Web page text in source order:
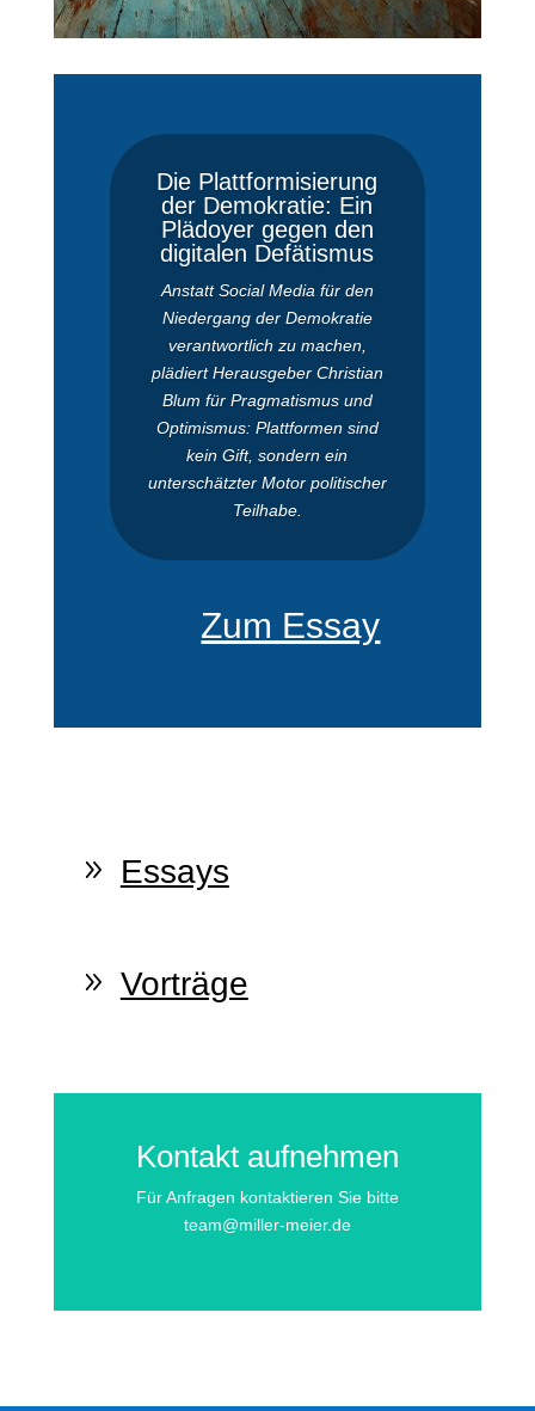
Die Plattformisierung
der Demokratie: Ein
Plädoyer gegen den
digitalen Defätismus
Anstatt Social Media für den
Niedergang der Demokratie
verantwortlich zu machen,
plädiert Herausgeber Christian
Blum für Pragmatismus und
Optimismus: Plattformen sind
kein Gift, sondern ein
unterschätzter Motor politischer
Teilhabe.
Zum Essay
Essays
Vorträge
Kontakt aufnehmen
Für Anfragen kontaktieren Sie bitte
team@miller-meier.de